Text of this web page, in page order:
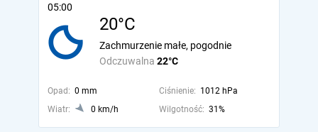
05:00
20°C
Odczuwalna 22°C
Zachmurzenie małe, pogodnie
Opad: 0 mm Ciśnienie: 1012 hPa
Wiatr:
0 km/h Wilgotność: 31%